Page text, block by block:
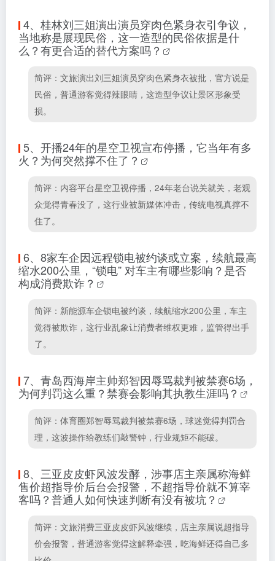
4、 桂林刘三姐演出演员穿肉色紧身衣引争议，
当地称是展现民俗，这一造型的民俗依据是什
么？有更合适的替代方案吗？
简评：文旅演出刘三姐演员穿肉色紧身衣被批，官方说是
民俗，普通游客觉得辣眼睛，这造型争议让景区形象受
损。
5、 开播24年的星空卫视宣布停播，它当年有多
火？为何突然撑不住了？
简评：内容平台星空卫视停播，24年老台说关就关，老观
众觉得青春没了，这行业被新媒体冲击，传统电视真撑不
住了。
6、 8家车企因远程锁电被约谈或立案，续航最高
缩水200公里，“锁电” 对车主有哪些影响？是否
构成消费欺诈？
简评：新能源车企锁电被约谈，续航缩水200公里，车主
觉得被欺诈，这行业乱象让消费者维权更难，监管得出手
了。
7、 青岛西海岸主帅郑智因辱骂裁判被禁赛6场，
为何判罚这么重？禁赛会影响其执教生涯吗？
简评：体育圈郑智辱骂裁判被禁赛6场，球迷觉得判罚合
理，这波操作给教练们敲警钟，行业规矩不能破。
8、 三亚皮皮虾风波发酵，涉事店主亲属称海鲜
售价超指导价后台会报警，不超指导价就不算宰
客吗？普通人如何快速判断有没有被坑？
简评：文旅消费三亚皮皮虾风波继续，店主亲属说超指导
价会报警，普通游客觉得这解释牵强，吃海鲜还得自己多